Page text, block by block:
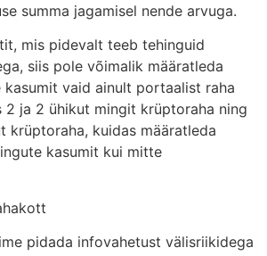
summa jagamisel nende arvuga.
mis pidevalt teeb tehinguid
siis pole võimalik määratleda
kasumit vaid ainult portaalist raha
2 ja 2 ühikut mingit krüptoraha ning
krüptoraha, kuidas määratleda
kasumit kui mitte
pidada infovahetust välisriikidega